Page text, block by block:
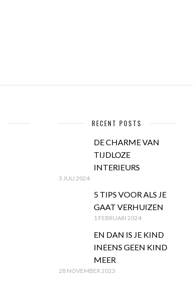
RECENT POSTS
DE CHARME VAN
TIJDLOZE
INTERIEURS
3 JULI 2024
5 TIPS VOOR ALS JE
GAAT VERHUIZEN
1 FEBRUARI 2024
EN DAN IS JE KIND
INEENS GEEN KIND
MEER
28 NOVEMBER 2023